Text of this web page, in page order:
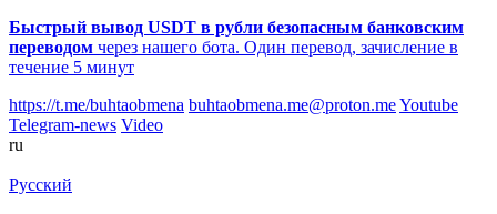
Быстрый вывод USDT в рубли безопасным банковским
переводом через нашего бота. Один перевод, зачисление в
течение 5 минут
https://t.me/buhtaobmena buhtaobmena.me@proton.meYoutube
Telegram-news Video
ru
Русский